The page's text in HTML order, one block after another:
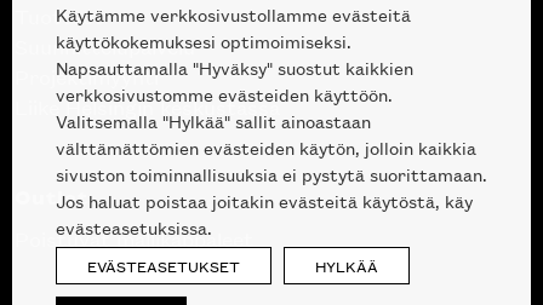
Tuotteet
Suunnittelupalvelu
Projektimyynti
Liike Helsingin keskustassa
Outlet
Poistuvat mallikappaleet
Käytämme verkkosivustollamme evästeitä
käyttökokemuksesi optimoimiseksi.
Napsauttamalla "Hyväksy" suostut kaikkien
verkkosivustomme evästeiden käyttöön.
Valitsemalla "Hylkää" sallit ainoastaan
välttämättömien evästeiden käytön, jolloin kaikkia
sivuston toiminnallisuuksia ei pystytä suorittamaan.
Jos haluat poistaa joitakin evästeitä käytöstä, käy
evästeasetuksissa.
EVÄSTEASETUKSET HYLKÄÄ